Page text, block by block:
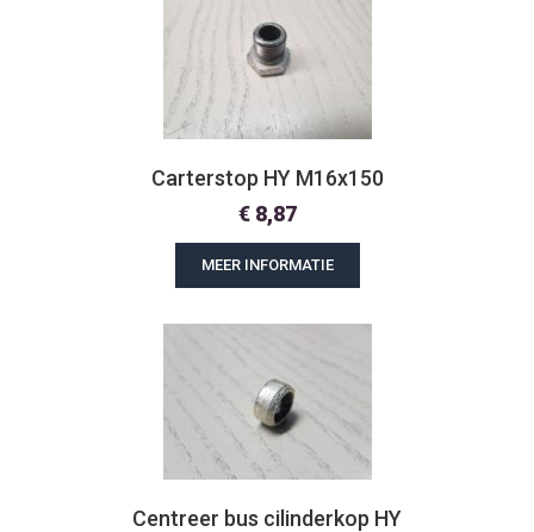
Carterstop HY M16x150
€8,87
MEER INFORMATIE
Centreer bus cilinderkop HY